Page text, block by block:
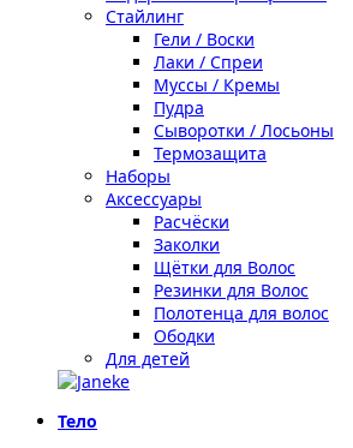
Стайлинг
Гели / Воски
Лаки / Спреи
Муссы / Кремы
Пудра
Сыворотки / Лосьоны
Термозащита
Наборы
Аксессуары
Расчёски
Заколки
Щётки для Волос
Резинки для Волос
Полотенца для волос
Ободки
Для детей
Тело